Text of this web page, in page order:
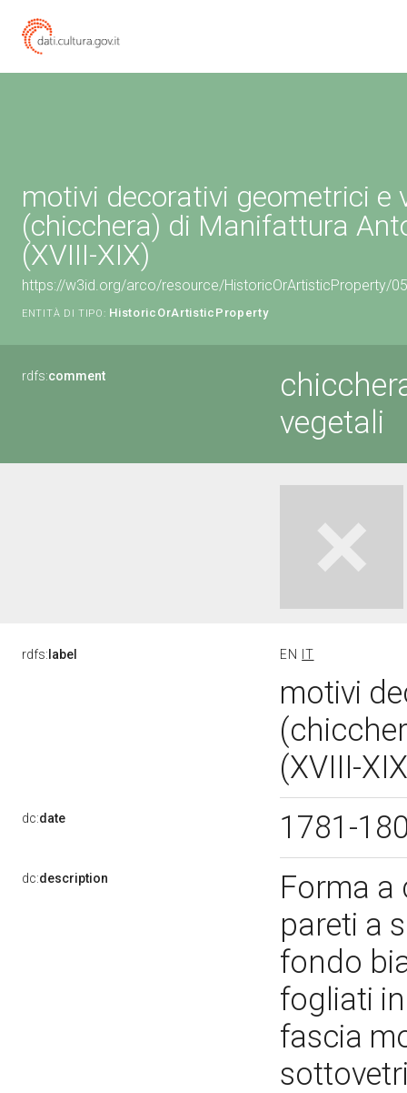
motivi decorativi geometrici e
(chicchera) di Manifattura
(XVIII-XIX)
https://w3id.org/arco/resource/HistoricOrArtisticProperty/
ENTITÀ DI TIPO: HistoricOrArtisticProperty
rdfs:comment
vegetali
rdfs: label EN IT
motivi
(XVIII-
dc:date 1781-
dc:description
Forma
pareti a
fondo
fogliati
fascia